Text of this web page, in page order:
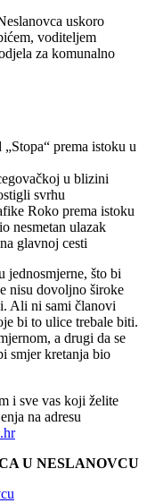
uskoro
voditeljem
za komunalno
prema istoku u
u blizini
svrhu
Roko prema istoku
nesmetan ulazak
glavnoj cesti
jednosmjerne, što bi
nisu dovoljno široke
Ali ni sami članovi
bi to ulice trebale biti.
a drugi da se
smjer kretanja bio
i sve vas koji želite
na adresu
U NESLANOVCU